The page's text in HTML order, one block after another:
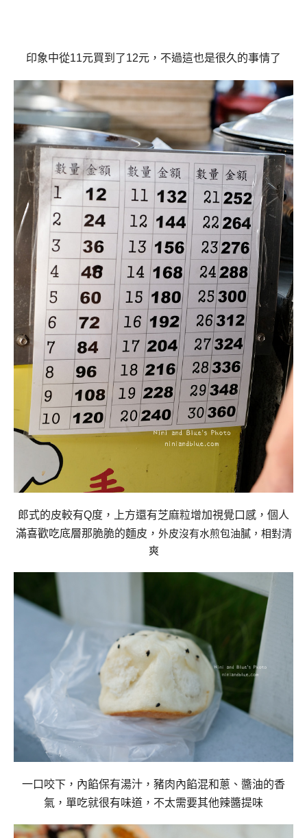
印象中從11元買到了12元， 不過這也是很久的事情了
郎式的皮較有Q度， 上方還有芝麻粒增加視覺口感， 個人
滿喜歡吃底層那脆脆的麵皮， 外皮沒有水煎包油膩，相對清
爽
一口咬下，內餡保有湯汁， 豬肉內餡混和蔥、醬油的香
氣， 單吃就很有味道，不太需要其他辣醬提味